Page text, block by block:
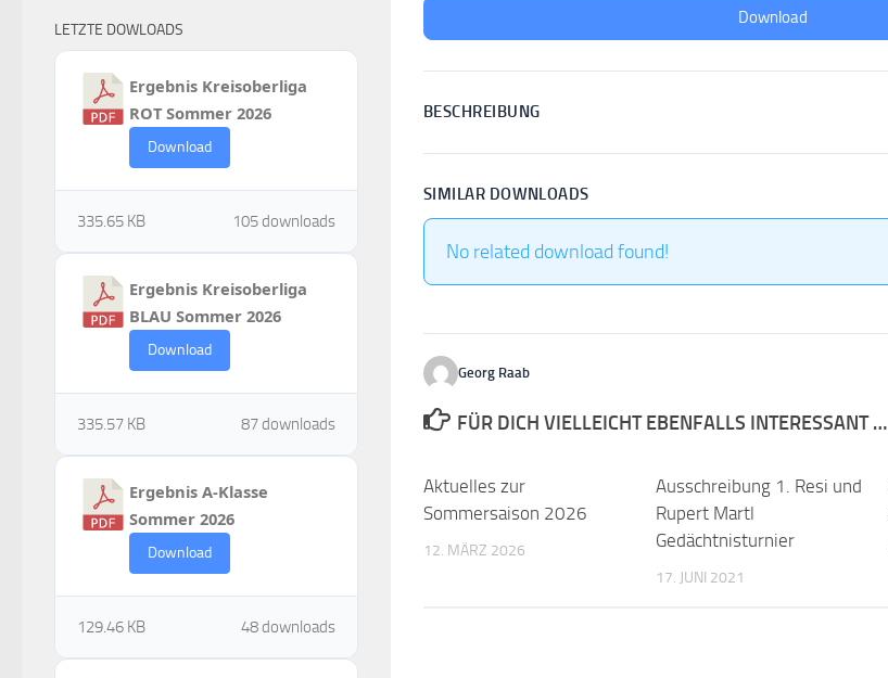
Download
BESCHREIBUNG
SIMILAR DOWNLOADS
No related download found!
Georg Raab
FÜR DICH VIELLEICHT EBENFALLS INTERESSANT …
Aktuelles zur
Sommersaison 2026
12. MÄRZ 2026
Ausschreibung 1. Resi und
Rupert Martl
Gedächtnisturnier
17. JUNI 2021
LETZTE DOWLOADS
Ergebnis Kreisoberliga
ROT Sommer 2026
Download
105 downloads
335.65 KB
Ergebnis Kreisoberliga
BLAU Sommer 2026
Download
87 downloads
335.57 KB
Ergebnis A-Klasse
Sommer 2026
Download
48 downloads
129.46 KB